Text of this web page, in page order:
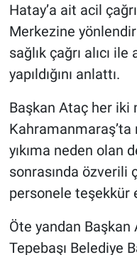
Hatay’a ait acil
Merkezine
sağlık çağrı alıcı
yapıldığını anlattı.
Başkan Ataç her iki
yıkıma neden olan
sonrasında özverili
personele teşekkür
Öte yandan Başkan
Tepebaşı Belediye